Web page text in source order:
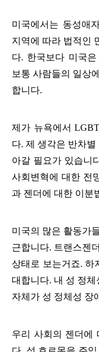
미국에서는 동성애
지역에 따라 법적인
다. 한국보다 미국
보통 사람들의 일상
합니다.
제가 뉴욕에서
다. 제 생각은 반차
아갈 필요가 있습니
사회변혁에 대한 전
과 젠더에 대한 이분
미국의 많은 활동가
근합니다. 트랜스젠
상태로 보는거죠. 하
대합니다. 내 성 정체
자체가 성 정체성 장
우리 사회의 젠더에